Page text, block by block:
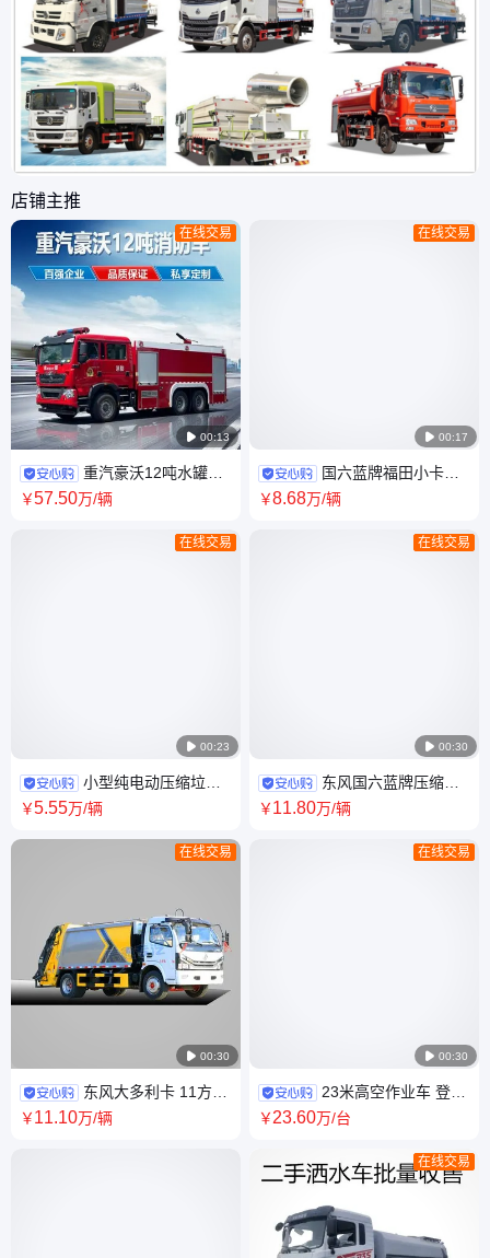
店铺主推
 00:13
在线交易
重汽豪沃12吨水罐消
防车 后双桥重型应急救援车 大
￥57.50万/辆
 00:23
在线交易
小型纯电动压缩垃圾
车 新能源垃圾清运车 东风底盘
￥5.55万/辆
 00:30
在线交易
东风大多利卡 11方压
缩垃圾车 3800轴距 7吨垃圾清
￥11.10万/辆
 00:17
在线交易
国六蓝牌福田小卡之
星3压缩垃圾车5方环卫清洁清
￥8.68万/辆
 00:30
在线交易
东风国六蓝牌压缩垃
圾车 7方自装卸物业环卫垃圾清
￥11.80万/辆
 00:30
在线交易
23米高空作业车 登高
车 解放虎V 实地验厂真实验证
￥23.60万/台
在线交易